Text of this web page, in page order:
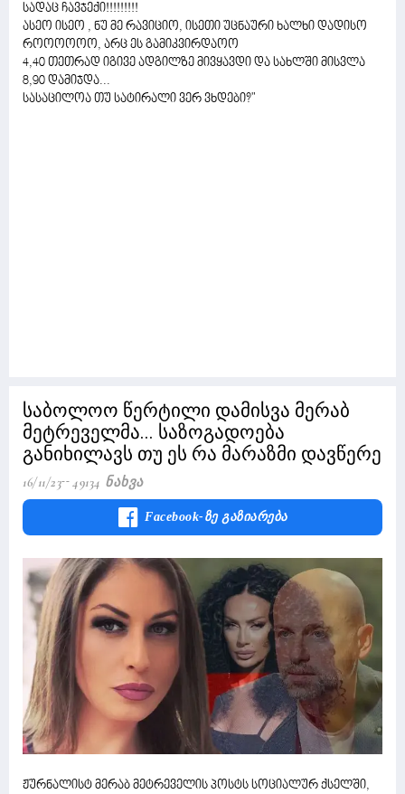
სადაც ჩავჯექი!!!!!!!!!
ასეო ისეო , ნუ მე რავიციო, ისეთი უცნაური ხალხი დადისო
როოოოოო, არც ეს გამიკვირდაოო
4,40 თეთრად იგივე ადგილზე მივყავდი და სახლში მისვლა
8,90 დამიჯდა...
სასაცილოა თუ სატირალი ვერ ვხდები?"
საბოლოო წერტილი დამისვა მერაბ
მეტრეველმა... საზოგადოება
განიხილავს თუ ეს რა მარაზმი დავწერე
16/11/23 49134 Ნახვა
Facebook-Ზე Გაზიარება
ჟურნალისტ მერაბ მეტრეველის პოსტს სოციალურ ქსელში,